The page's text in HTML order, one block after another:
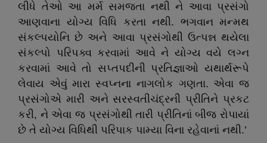
લીધે તેઓ આ મર્મ સમજતા નથી ને આવા પ્રસંગો
આણવાના યોગ્ય વિધિ કરતા નથી. ભગવાન મન્મથ
સંકલ્પયોનિ છે અને આવા પ્રસંગોથી ઉત્પન્ન થયેલા
સંકલ્પો પરિપક્વ કરવામાં આવે ને યોગ્ય વયે લગ્ન
કરવામાં આવે તો સપ્તપદીની પ્રતિજ્ઞાઓ યથાર્થરૂપે
લેવાય એવું મારા સ્વપ્નના નાગલોક ગણતા. એવા જ
પ્રસંગોએ મારી અને સરસ્વતીચંદ્રની પ્રીતિને પ્રકટ
કરી, ને એવા જ પ્રસંગોથી તારી પ્રીતિનાં બીજ રોપાયાં
છે તે યોગ્ય વિધિથી પરિપાક પામ્યા વિના રહેવાનાં નથી.’